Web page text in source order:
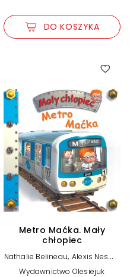
DO KOSZYKA
Metro Maćka. Mały
chłopiec
Nathalie Belineau,Alexis Nesme
(ilustr.)
Wydawnictwo Olesiejuk